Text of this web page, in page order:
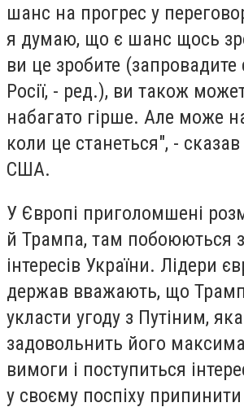
шанс на прогрес у
я думаю, що є шанс щось
ви це зробите (запровадите
Росії, - ред.), ви також
набагато гірше. Але може
коли це станеться", -
США.
У Європі приголомшені
й Трампа, там побоюються
інтересів України. Лідери
держав вважають, що
укласти угоду з Путіним, яка
задовольнить його
вимоги і поступиться
у своєму поспіху припинити